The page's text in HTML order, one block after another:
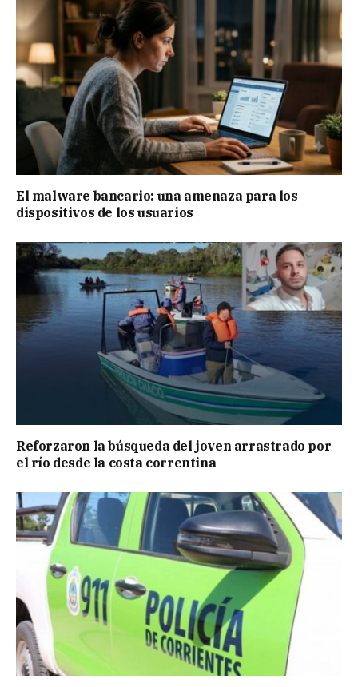
El malware bancario: una amenaza para los
dispositivos de los usuarios
Reforzaron la búsqueda del joven arrastrado por
el río desde la costa correntina